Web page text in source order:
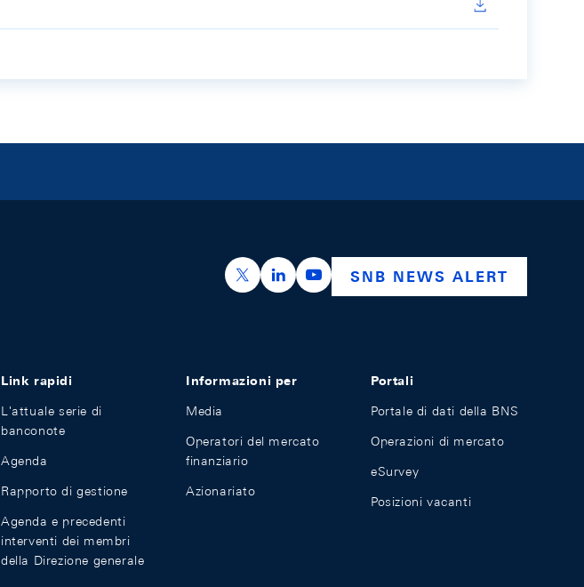
https://x.com/snb_bns
https://ch.linkedin.com/company/swiss-
https://www.youtube.com/
SNB NEWS ALERT
Link rapidi
L'attuale serie di
banconote
Agenda
Rapporto di gestione
Agenda e precedenti
interventi dei membri
della Direzione generale
Informazioni per
Media
Operatori del mercato
finanziario
Azionariato
Portali
Portale di dati della BNS
Operazioni di mercato
eSurvey
Posizioni vacanti